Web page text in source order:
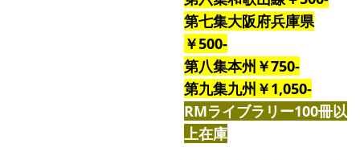
第七集大阪府兵庫県
￥500-
第八集本州￥750-
第九集九州￥1,050-
RMライブラリー100冊以
上在庫